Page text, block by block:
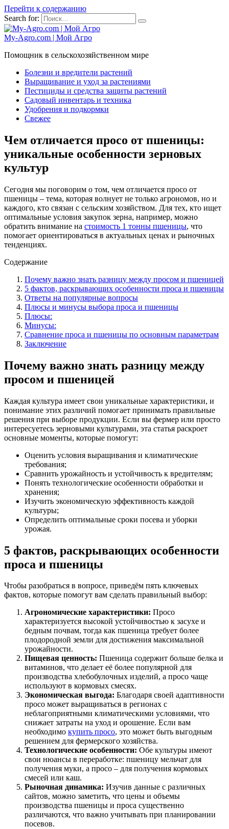
Перейти к содержанию
Search for:
My-Agro.com | Мой Агро
Помощник в сельскохозяйственном мире
Болезни и вредители растений
Выращивание и уход за растениями
Пестициды и средства защиты растений
Садовый инвентарь и техника
Удобрения и подкормки
Свежее
Чем отличается просо от пшеницы:
уникальные особенности зерновых
культур
Сегодня мы поговорим о том, чем отличается просо от
пшеницы – тема, которая волнует не только агрономов, но и
каждого, кто связан с сельским хозяйством. Для тех, кто ищет
оптимальные условия закупок зерна, например, можно
обратить внимание на стоимость 1 тонны пшеницы, что
помогает ориентироваться в актуальных ценах и рыночных
тенденциях.
Содержание
Почему важно знать разницу между просом и пшеницей
5 фактов, раскрывающих особенности проса и пшеницы
Ответы на популярные вопросы
Плюсы и минусы выбора проса и пшеницы
Плюсы:
Минусы:
Сравнение проса и пшеницы по основным параметрам
Заключение
Почему важно знать разницу между
просом и пшеницей
Каждая культура имеет свои уникальные характеристики, и
понимание этих различий помогает принимать правильные
решения при выборе продукции. Если вы фермер или просто
интересуетесь зерновыми культурами, эта статья раскроет
основные моменты, которые помогут:
Оценить условия выращивания и климатические
требования;
Сравнить урожайность и устойчивость к вредителям;
Понять технологические особенности обработки и
хранения;
Изучить экономическую эффективность каждой
культуры;
Определить оптимальные сроки посева и уборки
урожая.
5 фактов, раскрывающих особенности
проса и пшеницы
Чтобы разобраться в вопросе, приведём пять ключевых
фактов, которые помогут вам сделать правильный выбор:
Агрономические характеристики: Просо
характеризуется высокой устойчивостью к засухе и
бедным почвам, тогда как пшеница требует более
плодородной земли для достижения максимальной
урожайности.
Пищевая ценность: Пшеница содержит больше белка и
витаминов, что делает её более популярной для
производства хлебобулочных изделий, а просо чаще
используют в кормовых смесях.
Экономическая выгода: Благодаря своей адаптивности
просо может выращиваться в регионах с
неблагоприятными климатическими условиями, что
снижает затраты на уход и орошение. Если вам
необходимо купить просо, это может быть выгодным
решением для фермерского хозяйства.
Технологические особенности: Обе культуры имеют
свои нюансы в переработке: пшеницу мельчат для
получения муки, а просо – для получения кормовых
смесей или каш.
Рыночная динамика: Изучив данные с различных
сайтов, можно заметить, что цены и объемы
производства пшеницы и проса существенно
различаются, что важно учитывать при планировании
посевов.